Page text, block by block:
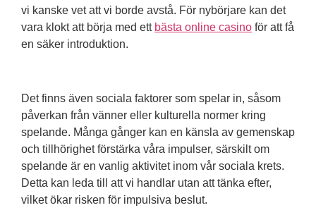
vi kanske vet att vi borde avstå. För nybörjare kan det
vara klokt att börja med ett bästa online casino för att få
en säker introduktion.
Det finns även sociala faktorer som spelar in, såsom
påverkan från vänner eller kulturella normer kring
spelande. Många gånger kan en känsla av gemenskap
och tillhörighet förstärka våra impulser, särskilt om
spelande är en vanlig aktivitet inom vår sociala krets.
Detta kan leda till att vi handlar utan att tänka efter,
vilket ökar risken för impulsiva beslut.